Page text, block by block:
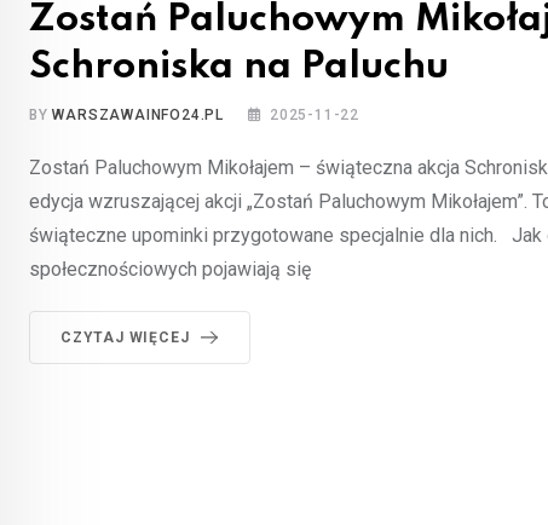
Zostań Paluchowym
Schroniska na Paluchu
BYWARSZAWAINFO24.PL 2025-11-22
Zostań Paluchowym Mikołajem – świąteczna akcja
edycja wzruszającej akcji „Zostań Paluchowym Mikołajem”.
świąteczne upominki przygotowane specjalnie dla nich. Jak
społecznościowych pojawiają się
CZYTAJ WIĘCEJ